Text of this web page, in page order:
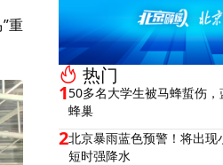
重
热门
150多名大学生被马蜂蜇伤
蜂巢
2北京暴雨蓝色预警！将出
短时强降水